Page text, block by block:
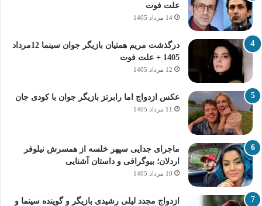
علت فوت
14 مرداد 1405
درگذشت مریم همتیان بازیگر جوان سینما 12مرداد
1405 + علت فوت
12 مرداد 1405
عکس ازدواج اما رابرتز بازیگر جوان با کودی جان
11 مرداد 1405
ماجرای جدایی سپهر خلسه از همسرش نیلوفر
اردلان؛ بیوگرافی و داستان آشنایی
10 مرداد 1405
ازدواج مجدد لیلی رشیدی بازیگر و گوینده سینما و